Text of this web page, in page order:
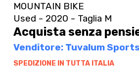
MOUNTAIN BIKE
Used - 2020 - Taglia M
Acquista senza
Venditore: Tuvalum
SPEDIZIONE IN TUTTA ITALIA